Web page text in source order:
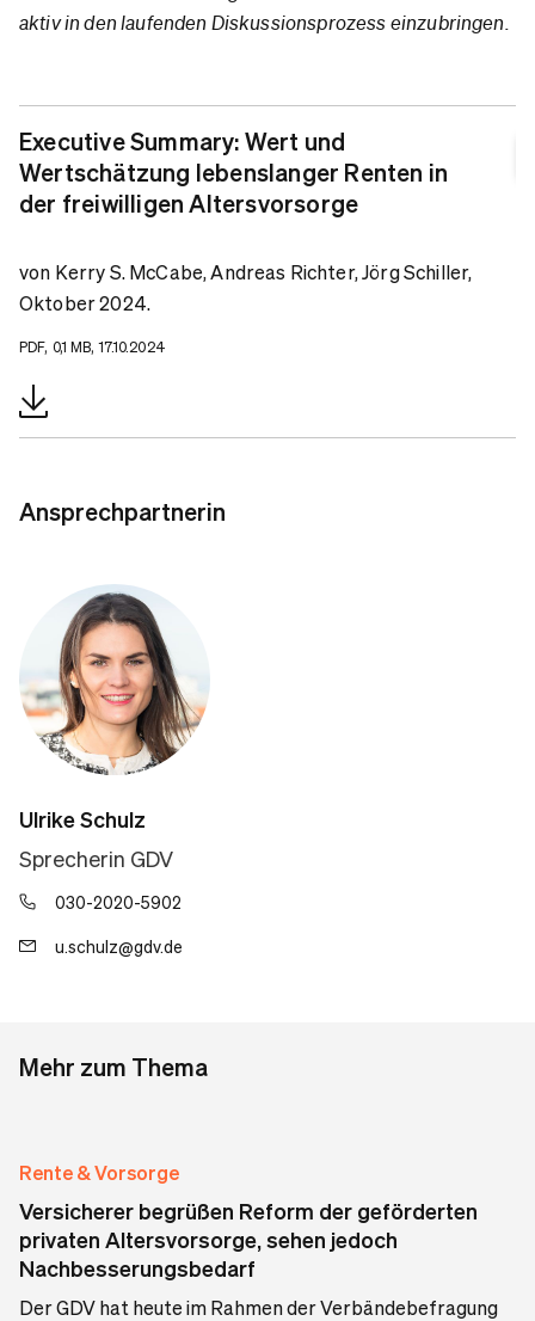
aktiv in den laufenden Diskussionsprozess einzubringen.
Executive Summary: Wert und
Wertschätzung lebenslanger Renten in
der freiwilligen Altersvorsorge
von Kerry S. McCabe, Andreas Richter, Jörg Schiller,
Oktober 2024.
PDF, 0,1 MB, 17.10.2024
Ansprechpartnerin
Ulrike Schulz
Sprecherin GDV
030-2020-5902
u.schulz@gdv.de
Mehr zum Thema
Rente & Vorsorge
Versicherer begrüßen Reform der geförderten
privaten Altersvorsorge, sehen jedoch
Nachbesserungsbedarf
Der GDV hat heute im Rahmen der Verbändebefragung